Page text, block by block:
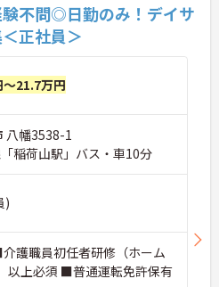
験不問◎日勤のみ！デイサ
正社員＞
21.7万円
八幡3538-1
稲荷山駅」バス・車10分
)
護職員初任者研修（ホーム
以上必須 ■普通運転免許保有